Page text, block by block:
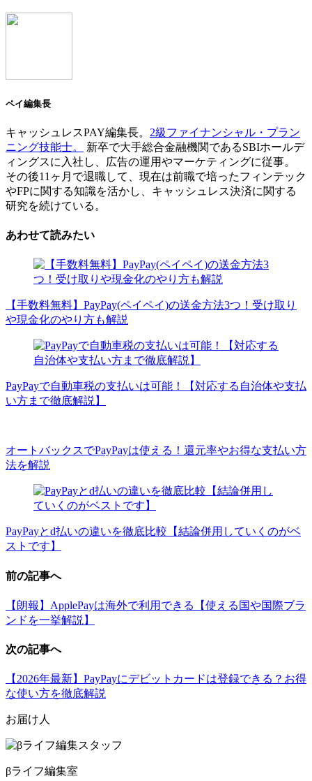
ペイ編集長
キャッシュレスPAY編集長。 2級ファイナンシャル・プラン
ニング技能士。
新卒で大手総合金融機関であるSBIホールデ
ィングスに入社し、広告の運用やマーケティングに従事。
その後11ヶ月で退職して、現在は前職で培ったフィンテック
やFPに関する知識を活かし、キャッシュレス決済に関する
研究を続けている。
あわせて読みたい
【手数料無料】PayPay(ペイペイ)の送金方法3つ！受け取り
や現金化のやり方も解説
PayPayで自動車税の支払いは可能！【対応する自治体や支払
い方まで徹底解説】
オートバックスでPayPayは使える！還元率やお得な支払い方
法を解説
PayPayとd払いの違いを徹底比較【結論併用していくのがベ
ストです】
前の記事へ
【朗報】ApplePayは海外で利用できる【使える国や国際ブラ
ンドを一挙解説】
次の記事へ
【2026年最新】PayPayにデビットカードは登録できる？お得
な使い方を徹底解説
お届け人
βライフ編集室